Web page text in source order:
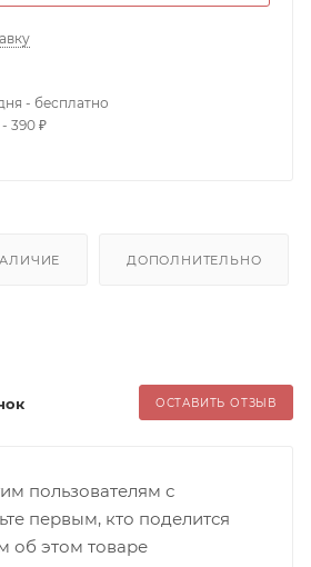
- бесплатно
390 ₽
ДОПОЛНИТЕЛЬНО
ОСТАВИТЬ ОТЗЫВ
пользователям с
первым, кто поделится
об этом товаре